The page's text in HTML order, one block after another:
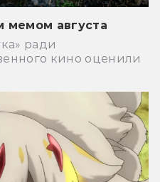
мемом августа
ради
кино оценили